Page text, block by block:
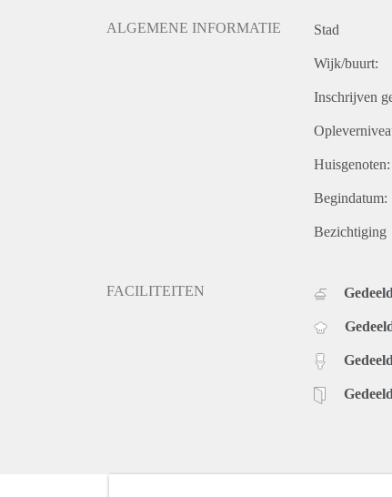
ALGEMENE INFORMATIE Stad
Wijk/buurt:
Inschrijven
Huisgenoten:
Begindatum:
Bezichtiging
FACILITEITEN